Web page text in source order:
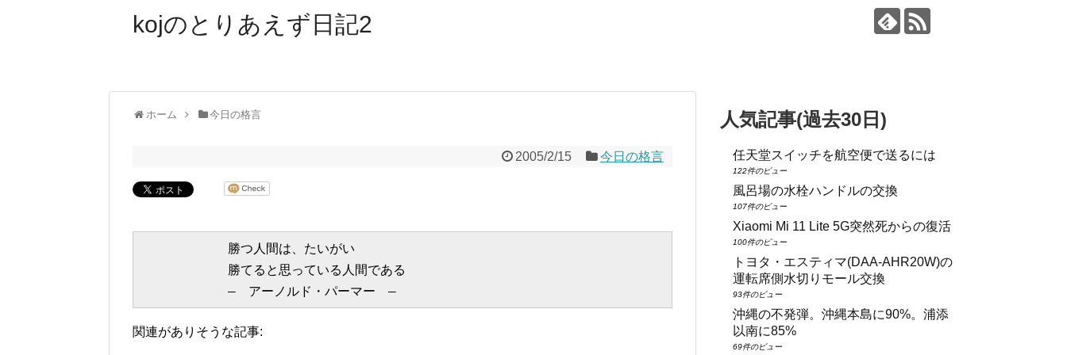
kojのとりあえず日記2
ホーム 今日の格言
2005/2/15 今日の格言
勝つ人間は、たいがい
勝てると思っている人間である
関連がありそうな記事:
人気記事(過去30日)
任天堂スイッチを航空便で送るには
122件のビュー
風呂場の水栓ハンドルの交換
107件のビュー
Xiaomi Mi 11 Lite 5G突然死からの復活
100件のビュー
トヨタ・エスティマ(DAA‑AHR20W)の
運転席側水切りモール交換
93件のビュー
沖縄の不発弾。沖縄本島に90%。浦添
以南に85%
69件のビュー